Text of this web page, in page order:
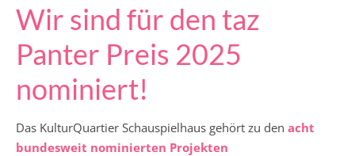
Wir sind für den taz
Panter Preis 2025
nominiert!
Das KulturQuartier Schauspielhaus gehört zu den acht
bundesweit nominierten Projekten